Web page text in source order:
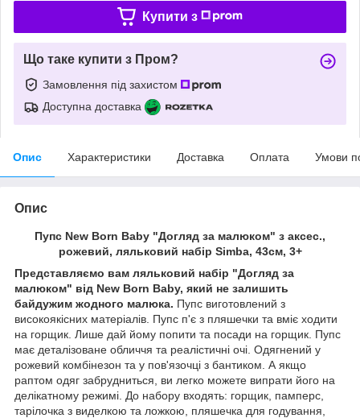
Купити з
Що таке купити з Пром?
Замовлення під захистом
Доступна доставка
Опис Характеристики Доставка Оплата Умови
Опис
Пупс New Born Baby "Догляд за малюком" з аксес.,
рожевий, ляльковий набір Simba, 43см, 3+
Представляємо вам ляльковий набір "Догляд за
малюком" від New Born Baby, який не залишить
байдужим жодного малюка. Пупс виготовлений з
високоякісних матеріалів. Пупс п'є з пляшечки та вміє ходити
на горщик. Лише дай йому попити та посади на горщик. Пупс
має деталізоване обличчя та реалістичні очі. Одягнений у
рожевий комбінезон та у пов'язочці з бантиком. А якщо
раптом одяг забрудниться, ви легко можете випрати його на
делікатному режимі. До набору входять: горщик, памперс,
тарілочка з виделкою та ложкою, пляшечка для годування,